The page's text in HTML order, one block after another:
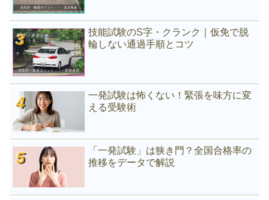
技能試験のS字・クランク｜仮免で脱
輪しない通過手順とコツ
一発試験は怖くない！緊張を味方に変
える受験術
「一発試験」は狭き門？全国合格率の
推移をデータで解説